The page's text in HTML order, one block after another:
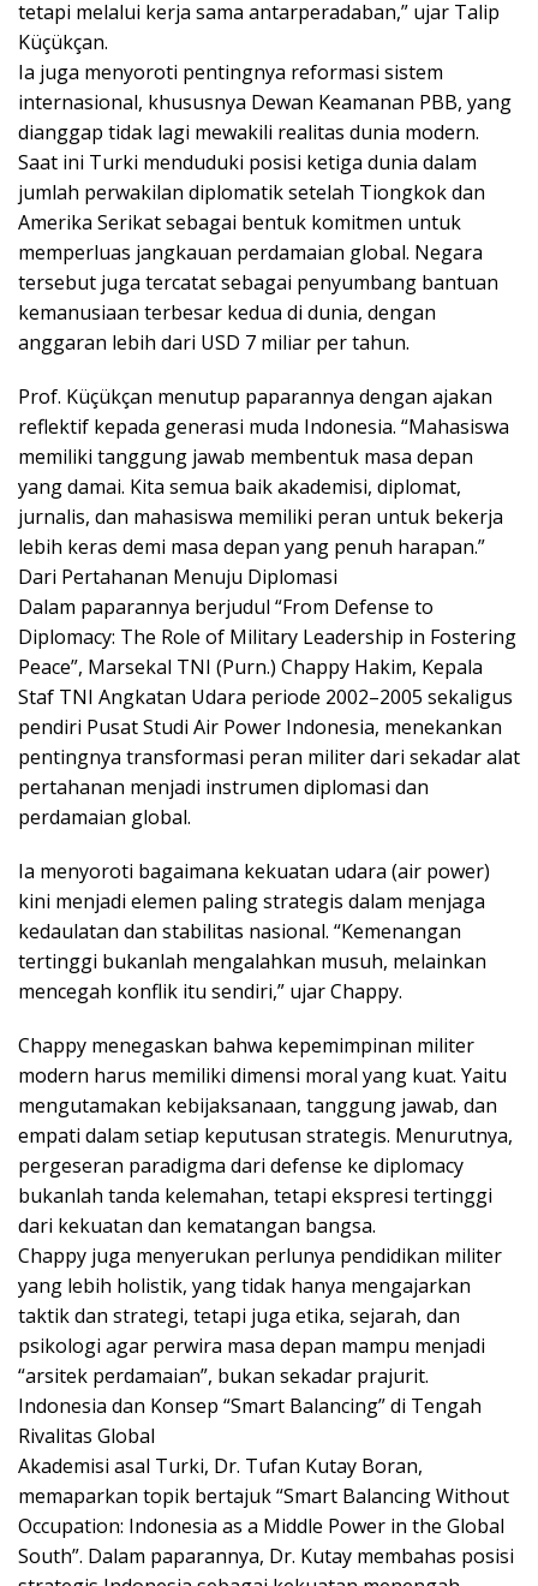
tetapi melalui kerja sama antarperadaban,” ujar Talip
Küçükçan.
Ia juga menyoroti pentingnya reformasi sistem
internasional, khususnya Dewan Keamanan PBB, yang
dianggap tidak lagi mewakili realitas dunia modern.
Saat ini Turki menduduki posisi ketiga dunia dalam
jumlah perwakilan diplomatik setelah Tiongkok dan
Amerika Serikat sebagai bentuk komitmen untuk
memperluas jangkauan perdamaian global. Negara
tersebut juga tercatat sebagai penyumbang bantuan
kemanusiaan terbesar kedua di dunia, dengan
anggaran lebih dari USD 7 miliar per tahun.
Prof. Küçükçan menutup paparannya dengan ajakan
reflektif kepada generasi muda Indonesia. “Mahasiswa
memiliki tanggung jawab membentuk masa depan
yang damai. Kita semua baik akademisi, diplomat,
jurnalis, dan mahasiswa memiliki peran untuk bekerja
lebih keras demi masa depan yang penuh harapan.”
Dari Pertahanan Menuju Diplomasi
Dalam paparannya berjudul “From Defense to
Diplomacy: The Role of Military Leadership in Fostering
Peace”, Marsekal TNI (Purn.) Chappy Hakim, Kepala
Staf TNI Angkatan Udara periode 2002–2005 sekaligus
pendiri Pusat Studi Air Power Indonesia, menekankan
pentingnya transformasi peran militer dari sekadar alat
pertahanan menjadi instrumen diplomasi dan
perdamaian global.
Ia menyoroti bagaimana kekuatan udara (air power)
kini menjadi elemen paling strategis dalam menjaga
kedaulatan dan stabilitas nasional. “Kemenangan
tertinggi bukanlah mengalahkan musuh, melainkan
mencegah konflik itu sendiri,” ujar Chappy.
Chappy menegaskan bahwa kepemimpinan militer
modern harus memiliki dimensi moral yang kuat. Yaitu
mengutamakan kebijaksanaan, tanggung jawab, dan
empati dalam setiap keputusan strategis. Menurutnya,
pergeseran paradigma dari defense ke diplomacy
bukanlah tanda kelemahan, tetapi ekspresi tertinggi
dari kekuatan dan kematangan bangsa.
Chappy juga menyerukan perlunya pendidikan militer
yang lebih holistik, yang tidak hanya mengajarkan
taktik dan strategi, tetapi juga etika, sejarah, dan
psikologi agar perwira masa depan mampu menjadi
“arsitek perdamaian”, bukan sekadar prajurit.
Indonesia dan Konsep “Smart Balancing” di Tengah
Rivalitas Global
Akademisi asal Turki, Dr. Tufan Kutay Boran,
memaparkan topik bertajuk “Smart Balancing Without
Occupation: Indonesia as a Middle Power in the Global
South”. Dalam paparannya, Dr. Kutay membahas posisi